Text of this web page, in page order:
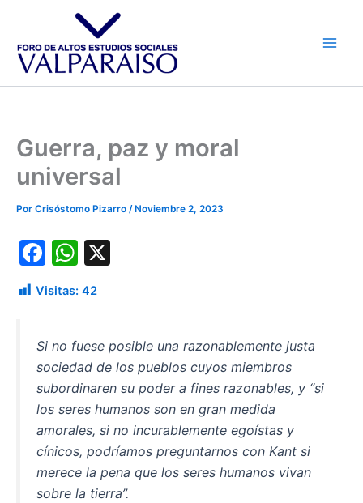
contenido
Guerra, paz y moral
universal
Por Crisóstomo Pizarro / Noviembre 2, 2023
F
a
c
b
o
o
k
W
h
at
A
p
p
Visitas: 42
Si no fuese posible una razonablemente justa
sociedad de los pueblos cuyos miembros
subordinaren su poder a fines razonables, y “si
los seres humanos son en gran medida
amorales, si no incurablemente egoístas y
cínicos, podríamos preguntarnos con Kant si
merece la pena que los seres humanos vivan
sobre la tierra”.